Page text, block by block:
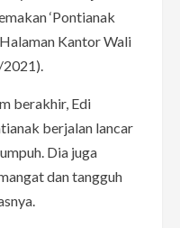
‘Pontianak
Kantor Wali
2021).
berakhir, Edi
berjalan lancar
Dia juga
dan tangguh